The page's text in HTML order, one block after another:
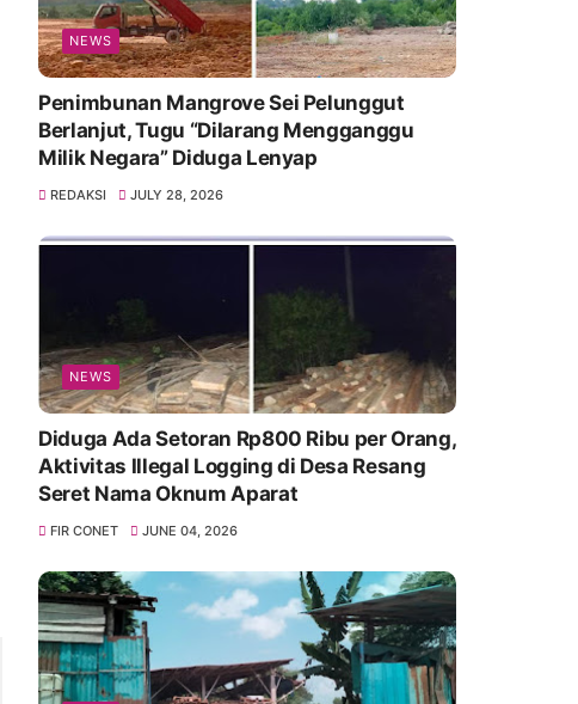
NEWS
Penimbunan Mangrove Sei Pelunggut
Berlanjut, Tugu “Dilarang Mengganggu
Milik Negara” Diduga Lenyap
REDAKSI JULY 28, 2026
NEWS
Diduga Ada Setoran Rp800 Ribu per Orang,
Aktivitas Illegal Logging di Desa Resang
Seret Nama Oknum Aparat
FIR CONET JUNE 04, 2026